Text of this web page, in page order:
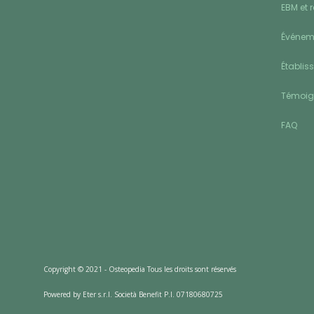
EBM et
FAQ
Copyright © 2021 - Osteopedia Tous les droits sont réservés
Powered by Eter s.r.l. Società Benefit P.I. 07180680725